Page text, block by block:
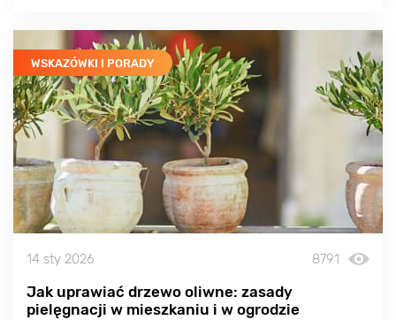
WSKAZÓWKI I PORADY
14 sty 2026 8791
Jak uprawiać drzewo oliwne: zasady
pielęgnacji w mieszkaniu i w ogrodzie